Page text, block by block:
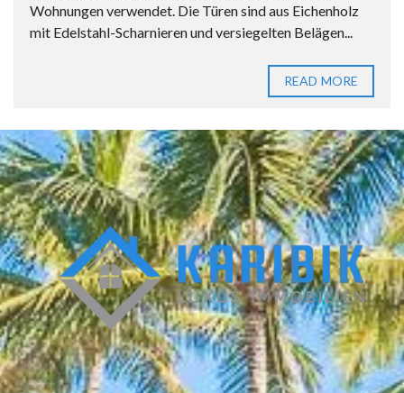
Wohnungen verwendet. Die Türen sind aus Eichenholz
mit Edelstahl-Scharnieren und versiegelten Belägen...
READ MORE